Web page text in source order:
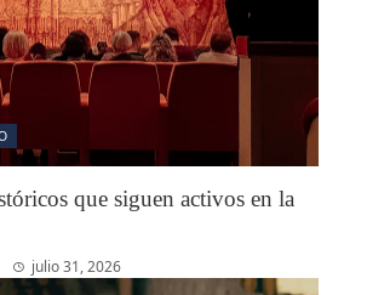
que siguen activos en la
julio 31, 2026